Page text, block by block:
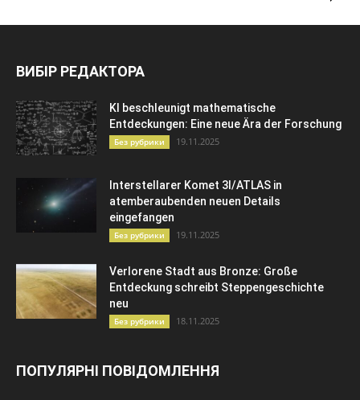
ВИБІР РЕДАКТОРА
KI beschleunigt mathematische
Entdeckungen: Eine neue Ära der Forschung
Без рубрики 19.11.2025
Interstellarer Komet 3I/ATLAS in
atemberaubenden neuen Details
eingefangen
Без рубрики 19.11.2025
Verlorene Stadt aus Bronze: Große
Entdeckung schreibt Steppengeschichte
neu
Без рубрики 18.11.2025
ПОПУЛЯРНІ ПОВІДОМЛЕННЯ